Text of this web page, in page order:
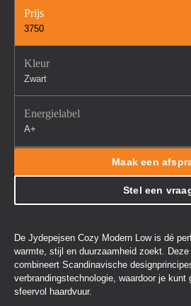
Prijs
3750
Kleur
Zwart
Energielabel
A+
Maak een
Stel een
De Jydepejsen Cozy Modern Low is dé
warmte, stijl en duurzaamheid zoekt.
combineert Scandinavische
verbrandingstechnologie, waardoor je kunt
sfeervol haardvuur.